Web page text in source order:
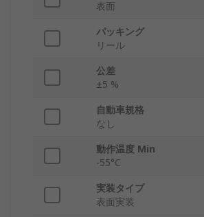
表面
パッキング
リール
公差
±5 %
自動車規格
なし
動作温度 Min
-55°C
実装タイプ
表面実装